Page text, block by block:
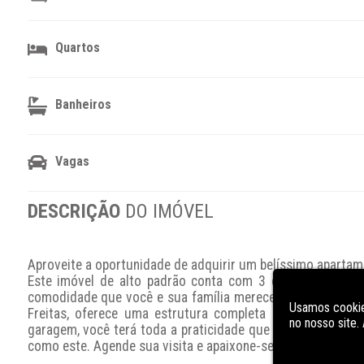
Quartos
Banheiros
Vagas
DESCRIÇÃO DO IMÓVEL
Aproveite a oportunidade de adquirir um belíssimo
Este imóvel de alto padrão conta com 3 dormitórios,
comodidade que você e sua família merecem. Além
Freitas, oferece uma estrutura completa com piscina,
garagem, você terá toda a praticidade que precisa no
como este. Agende sua visita e apaixone-se por cada
Usamos
no nosso site.